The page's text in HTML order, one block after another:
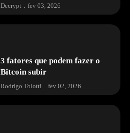
Decrypt . fev 03, 2026
3 fatores que podem fazer o
Bitcoin subir
Rodrigo Tolotti fev 02, 2026